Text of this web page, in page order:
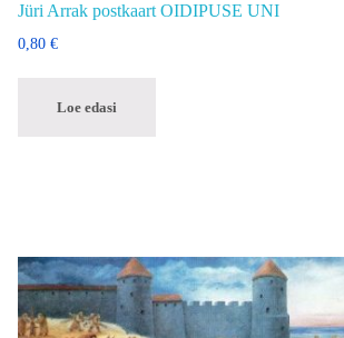
Jüri Arrak postkaart OIDIPUSE UNI
0,80 €
Loe edasi